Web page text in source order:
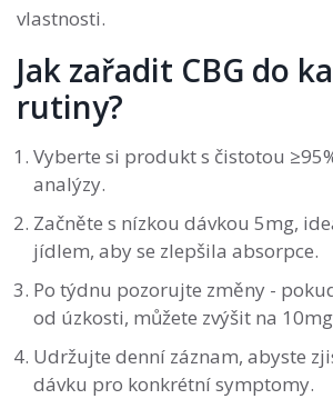
vlastnosti.
Jak zařadit CBG do
rutiny?
Vyberte si produkt s čistotou
analýzy.
Začněte s nízkou dávkou 5mg,
jídlem, aby se zlepšila absorpce.
Po týdnu pozorujte změny -
od úzkosti, můžete zvýšit na
Udržujte denní záznam, abyste
dávku pro konkrétní symptomy.